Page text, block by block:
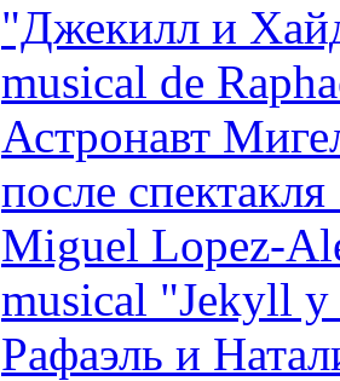
"Джекилл и
musical de
Астронавт
после
Miguel Lopez-
musical "Jekyll
Рафаэль и